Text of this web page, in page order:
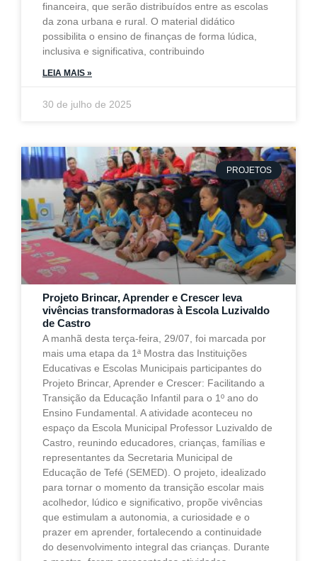
financeira, que serão distribuídos entre as escolas
da zona urbana e rural. O material didático
possibilita o ensino de finanças de forma lúdica,
inclusiva e significativa, contribuindo
LEIA MAIS »
30 de julho de 2025
PROJETOS
Projeto Brincar, Aprender e Crescer leva
vivências transformadoras à Escola Luzivaldo
de Castro
A manhã desta terça-feira, 29/07, foi marcada por
mais uma etapa da 1ª Mostra das Instituições
Educativas e Escolas Municipais participantes do
Projeto Brincar, Aprender e Crescer: Facilitando a
Transição da Educação Infantil para o 1º ano do
Ensino Fundamental. A atividade aconteceu no
espaço da Escola Municipal Professor Luzivaldo de
Castro, reunindo educadores, crianças, famílias e
representantes da Secretaria Municipal de
Educação de Tefé (SEMED). O projeto, idealizado
para tornar o momento da transição escolar mais
acolhedor, lúdico e significativo, propõe vivências
que estimulam a autonomia, a curiosidade e o
prazer em aprender, fortalecendo a continuidade
do desenvolvimento integral das crianças. Durante